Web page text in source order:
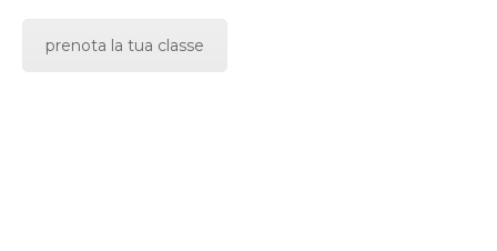
prenota la tua classe